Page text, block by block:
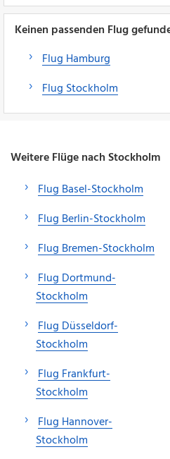
Keinen passenden Flug
Flug Hamburg
Flug Stockholm
Weitere Flüge nach Stockholm
Flug Basel-Stockholm
Flug Berlin-Stockholm
Flug Bremen-Stockholm
Flug Dortmund-
Stockholm
Flug Düsseldorf-
Stockholm
Flug Frankfurt-
Stockholm
Flug Hannover-
Stockholm